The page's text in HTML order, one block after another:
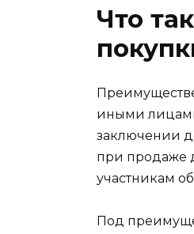
Что
иными
заключении
при продаже
участникам
Под